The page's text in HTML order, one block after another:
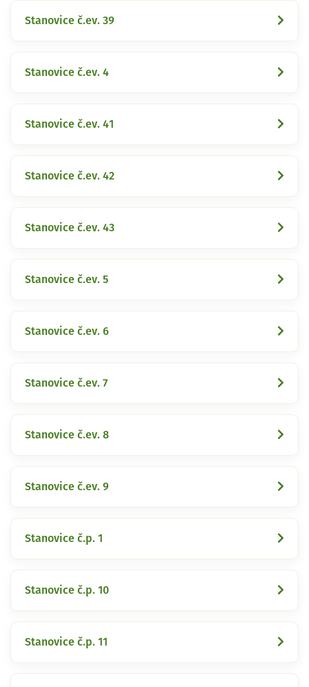
Stanovice č.ev. 39
Stanovice č.ev. 4
Stanovice č.ev. 41
Stanovice č.ev. 42
Stanovice č.ev. 43
Stanovice č.ev. 5
Stanovice č.ev. 6
Stanovice č.ev. 7
Stanovice č.ev. 8
Stanovice č.ev. 9
Stanovice č.p. 1
Stanovice č.p. 10
Stanovice č.p. 11